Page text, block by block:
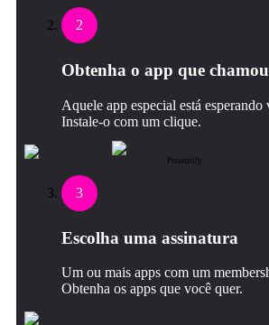
2
Obtenha o app que
Aquele app especial está esperando
Instale‑o com um clique.
Presentify
3
Escolha uma assinatura
Um ou mais apps com um
Obtenha os apps que você quer.